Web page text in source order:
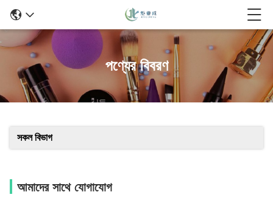
পণ্যের বিবরণ
সকল বিভাগ
আমাদের সাথে যোগাযোগ